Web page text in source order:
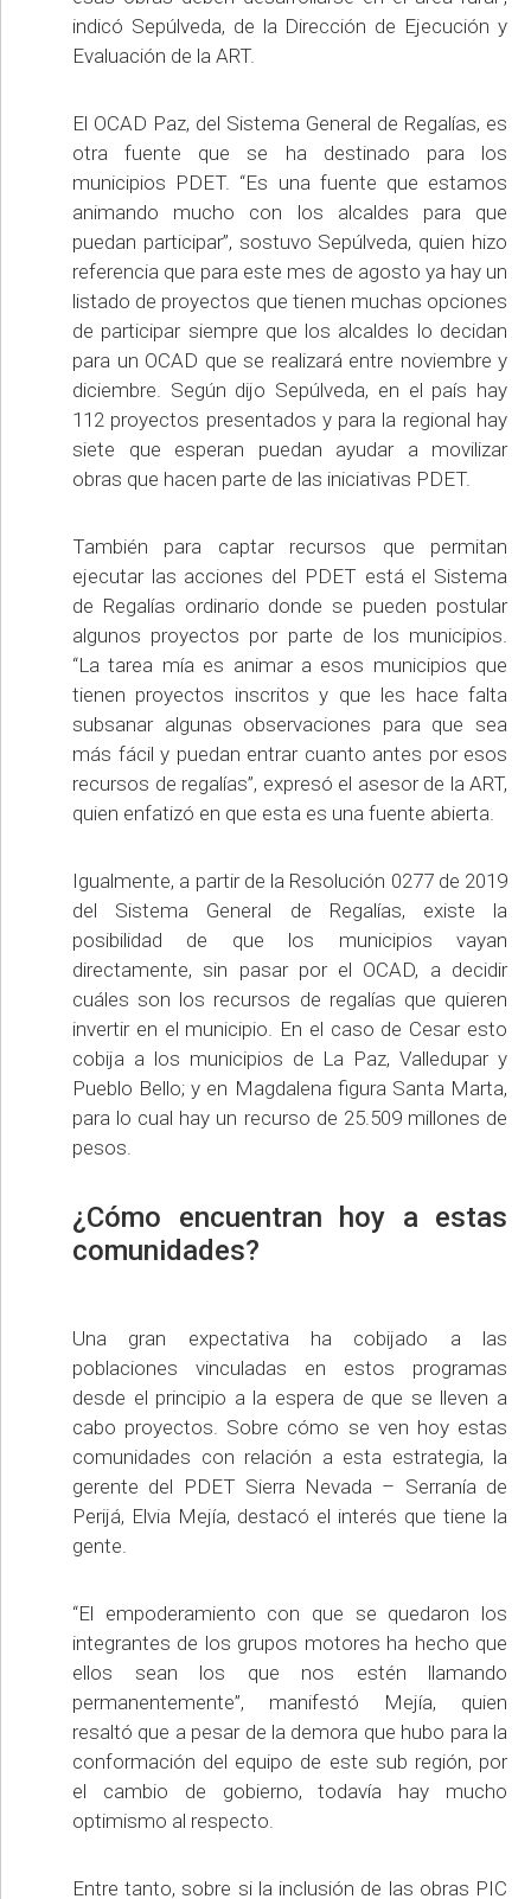
indicó Sepúlveda, de la Dirección de Ejecución y
Evaluación de la ART.
El OCAD Paz, del Sistema General de Regalías, es
otra fuente que se ha destinado para los
municipios PDET. “Es una fuente que estamos
animando mucho con los alcaldes para que
puedan participar”, sostuvo Sepúlveda, quien hizo
referencia que para este mes de agosto ya hay un
listado de proyectos que tienen muchas opciones
de participar siempre que los alcaldes lo decidan
para un OCAD que se realizará entre noviembre y
diciembre. Según dijo Sepúlveda, en el país hay
112 proyectos presentados y para la regional hay
siete que esperan puedan ayudar a movilizar
obras que hacen parte de las iniciativas PDET.
También para captar recursos que permitan
ejecutar las acciones del PDET está el Sistema
de Regalías ordinario donde se pueden postular
algunos proyectos por parte de los municipios.
“La tarea mía es animar a esos municipios que
tienen proyectos inscritos y que les hace falta
subsanar algunas observaciones para que sea
más fácil y puedan entrar cuanto antes por esos
recursos de regalías”, expresó el asesor de la ART,
quien enfatizó en que esta es una fuente abierta.
Igualmente, a partir de la Resolución 0277 de 2019
del Sistema General de Regalías, existe la
posibilidad de que los municipios vayan
directamente, sin pasar por el OCAD, a decidir
cuáles son los recursos de regalías que quieren
invertir en el municipio. En el caso de Cesar esto
cobija a los municipios de La Paz, Valledupar y
Pueblo Bello; y en Magdalena figura Santa Marta,
para lo cual hay un recurso de 25.509 millones de
pesos.
¿Cómo encuentran hoy a estas
comunidades?
Una gran expectativa ha cobijado a las
poblaciones vinculadas en estos programas
desde el principio a la espera de que se lleven a
cabo proyectos. Sobre cómo se ven hoy estas
comunidades con relación a esta estrategia, la
gerente del PDET Sierra Nevada – Serranía de
Perijá, Elvia Mejía, destacó el interés que tiene la
gente.
“El empoderamiento con que se quedaron los
integrantes de los grupos motores ha hecho que
ellos sean los que nos estén llamando
permanentemente”, manifestó Mejía, quien
resaltó que a pesar de la demora que hubo para la
conformación del equipo de este sub región, por
el cambio de gobierno, todavía hay mucho
optimismo al respecto.
Entre tanto, sobre si la inclusión de las obras PIC